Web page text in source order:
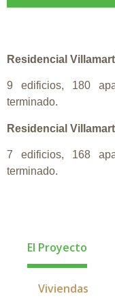
Residencial
9 edificios, 180
terminado.
Residencial
7 edificios, 168
terminado.
El Proyecto
Viviendas